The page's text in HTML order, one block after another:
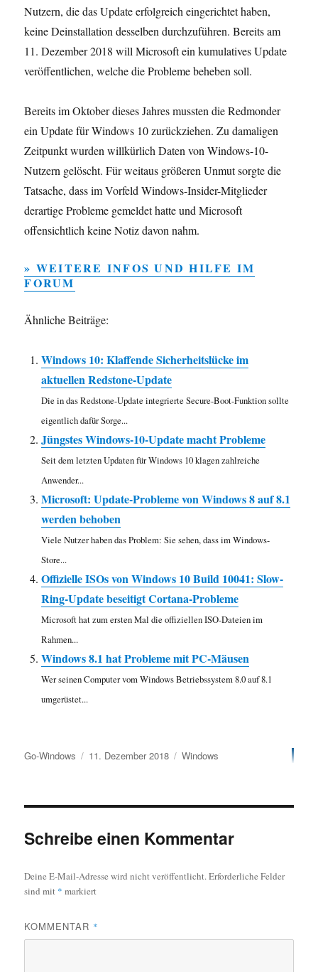
Nutzern, die das Update erfolgreich eingerichtet haben,
keine Deinstallation desselben durchzuführen. Bereits am
11. Dezember 2018 will Microsoft ein kumulatives Update
veröffentlichen, welche die Probleme beheben soll.
Bereits im Oktober dieses Jahres mussten die Redmonder
ein Update für Windows 10 zurückziehen. Zu damaligen
Zeitpunkt wurden willkürlich Daten von Windows-10-
Nutzern gelöscht. Für weitaus größeren Unmut sorgte die
Tatsache, dass im Vorfeld Windows-Insider-Mitglieder
derartige Probleme gemeldet hatte und Microsoft
offensichtlich keine Notiz davon nahm.
» WEITERE INFOS UND HILFE IM
FORUM
Ähnliche Beiträge:
Windows 10: Klaffende Sicherheitslücke im
aktuellen Redstone-Update
Die in das Redstone-Update integrierte Secure-Boot-Funktion sollte
eigentlich dafür Sorge...
Jüngstes Windows-10-Update macht Probleme
Seit dem letzten Updaten für Windows 10 klagen zahlreiche
Anwender...
Microsoft: Update-Probleme von Windows 8 auf 8.1
werden behoben
Viele Nutzer haben das Problem: Sie sehen, dass im Windows-
Store...
Offizielle ISOs von Windows 10 Build 10041: Slow-
Ring-Update beseitigt Cortana-Probleme
Microsoft hat zum ersten Mal die offiziellen ISO-Dateien im
Rahmen...
Windows 8.1 hat Probleme mit PC-Mäusen
Wer seinen Computer vom Windows Betriebssystem 8.0 auf 8.1
umgerüstet...
Autor
Go-Windows
Veröffentlicht
11. Dezember 2018 Kategorien
Windows
Schreibe einen Kommentar
Deine E-Mail-Adresse wird nicht veröffentlicht.Erforderliche Felder
sind mit * markiert
KOMMENTAR *